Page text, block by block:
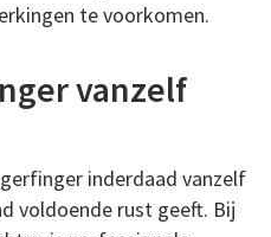
te voorkomen.
vanzelf
inderdaad vanzelf
voldoende rust geeft. Bij